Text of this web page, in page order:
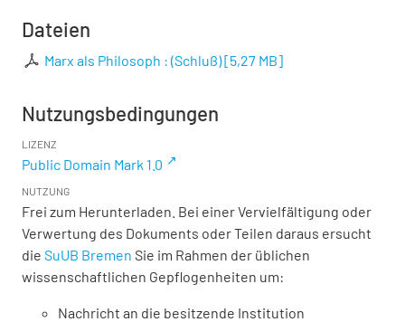
Dateien
Marx als Philosoph : (Schluß)[5,27 MB]
Nutzungsbedingungen
LIZENZ
Public Domain Mark 1.0
NUTZUNG
Frei zum Herunterladen. Bei einer Vervielfältigung oder
Verwertung des Dokuments oder Teilen daraus ersucht
die SuUB Bremen Sie im Rahmen der üblichen
wissenschaftlichen Gepflogenheiten um:
Nachricht an die besitzende Institution